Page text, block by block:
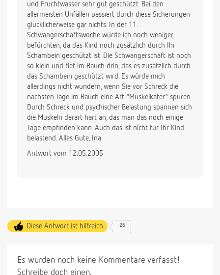
und Fruchtwasser sehr gut geschützt. Bei den
allermeisten Unfällen passiert durch diese Sicherungen
glücklicherweise gar nichts. In der 11.
Schwangerschaftswoche würde ich noch weniger
befürchten, da das Kind noch zusätzlich durch Ihr
Schambein geschützt ist. Die Schwangerschaft ist noch
so klein und tief im Bauch drin, das es zusätzlich durch
das Schambein geschützt wird. Es würde mich
allerdings nicht wundern, wenn Sie vor Schreck die
nächsten Tage im Bauch eine Art "Muskelkater" spüren.
Durch Schreck und psychischer Belastung spannen sich
die Muskeln derart hart an, das man das noch einige
Tage empfinden kann. Auch das ist nicht für Ihr Kind
belastend. Alles Gute, Ina
Antwort vom 12.05.2005
Diese Antwort ist hilfreich 26
Es wurden noch keine Kommentare verfasst!
Schreibe doch einen.